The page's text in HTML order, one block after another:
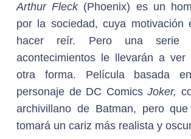
Arthur Fleck(Phoenix) es un
por la sociedad, cuya motivación
hacer reír. Pero una serie
acontecimientos le llevarán a
otra forma. Película basada
personaje de DC Comics Joker,
archivillano de Batman, pero
tomará un cariz más realista y